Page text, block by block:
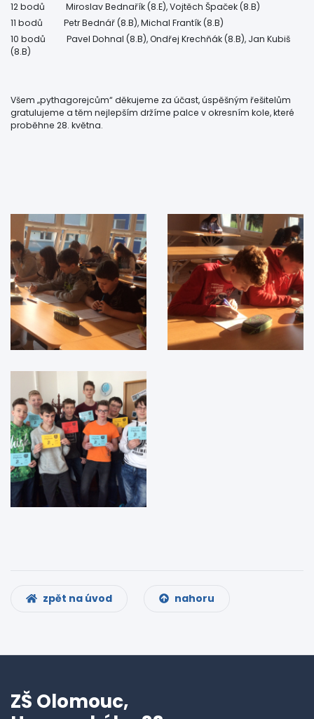
12 bodů Miroslav Bednařík (8.E), Vojtěch Špaček (8.B)
11 bodů Petr Bednář (8.B), Michal Frantík (8.B)
10 bodů Pavel Dohnal (8.B), Ondřej Krechňák (8.B), Jan Kubiš
(8.B)
Všem „pythagorejcům“ děkujeme za účast, úspěšným řešitelům
gratulujeme a těm nejlepším držíme palce v okresním kole, které
proběhne 28. května.
zpět na úvod nahoru
ZŠ Olomouc,